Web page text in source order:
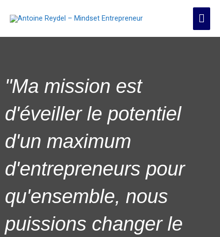
contenu
"Ma mission est
d'éveiller le potentiel
d'un maximum
d'entrepreneurs pour
qu'ensemble, nous
puissions changer le